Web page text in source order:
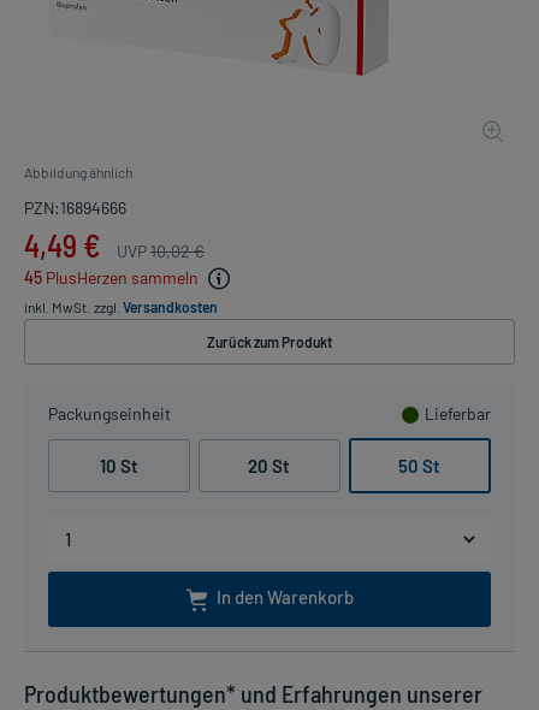
Abbildung ähnlich
PZN:16894666
4,49 € UVP10,02 €
45 PlusHerzen sammeln
inkl. MwSt. zzgl. Versandkosten
Zurück zum Produkt
Packungseinheit Lieferbar
10 St 20 St 50 St
In den Warenkorb
Produktbewertungen* und Erfahrungen unserer